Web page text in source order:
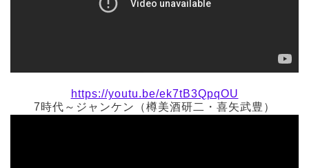
https://youtu.be/ek7tB3QpqOU
7時代～ジャンケン（樽美酒研二・喜矢武豊）